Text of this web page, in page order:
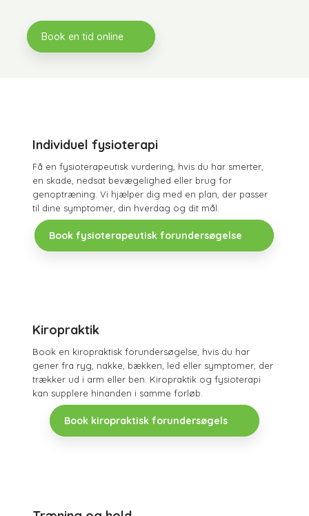
Book en tid online
Individuel fysioterapi
Få en fysioterapeutisk vurdering, hvis du har smerter,
en skade, nedsat bevægelighed eller brug for
genoptræning. Vi hjælper dig med en plan, der passer
til dine symptomer, din hverdag og dit mål.
Book fysioterapeutisk forundersøgelse
Kiropraktik
Book en kiropraktisk forundersøgelse, hvis du har
gener fra ryg, nakke, bækken, led eller symptomer, der
trækker ud i arm eller ben. Kiropraktik og fysioterapi
kan supplere hinanden i samme forløb.
Book kiropraktisk forundersøgels